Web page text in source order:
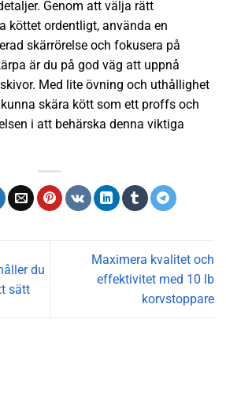
Genom att välja rätt
köttet ordentligt, använda en
skärrörelse och fokusera på
är du på god väg att uppnå
Med lite övning och uthållighet
skära kött som ett proffs och
i att behärska denna viktiga
du
sätt
Maximera kvalitet och
effektivitet med 10 lb
korvstoppare